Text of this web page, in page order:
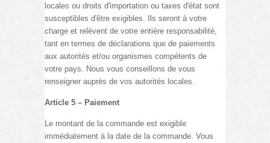
locales ou droits d'importation ou taxes d'état sont
susceptibles d'être exigibles. Ils seront à votre
charge et relèvent de votre entière responsabilité,
tant en termes de déclarations que de paiements
aux autorités et/ou organismes compétents de
votre pays. Nous vous conseillons de vous
renseigner auprès de vos autorités locales.
Article 5 – Paiement
Le montant de la commande est exigible
immédiatement à la date de la commande. Vous